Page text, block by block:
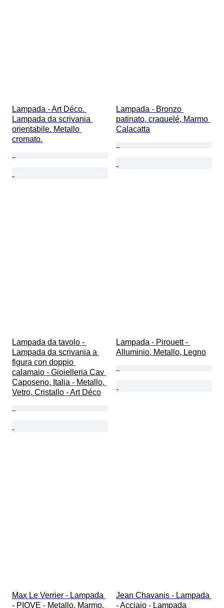
Lampada - Art Déco.
Lampada da scrivania
orientabile. Metallo
cromato.
Lampada - Bronzo
patinato, craquelé, Marmo
Calacatta
Lampada da tavolo -
Lampada da scrivania a
figura con doppio
calamaio - Gioielleria Cav
Caposeno, Italia - Metallo,
Vetro, Cristallo - Art Déco
Lampada - Pirouett -
Alluminio, Metallo, Legno
Max Le Verrier - Lampada
- PIOVE - Metallo, Marmo,
Jean Chavanis - Lampada
- Acciaio - Lampada